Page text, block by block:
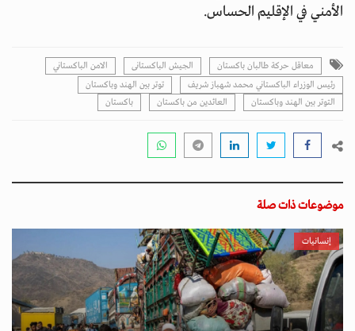
الأمني في الإقليم الحساس.
معاقل حركة طالبان باكستان الجيش الباكستانى
الامن الباكستاني
رئيس الوزراء الباكستاني محمد شهباز شريف
توتر بين الهند وباكستان
التوتر بين الهند وباكستان
العائدين من باكستان باكستان
موضوعات ذات صلة
إنسانيات